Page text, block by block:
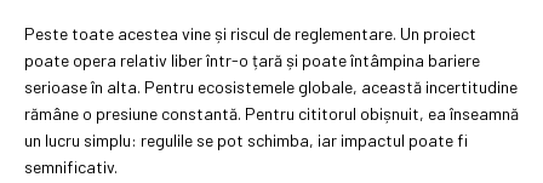
Peste toate acestea vine și riscul de reglementare. Un proiect
poate opera relativ liber într-o țară și poate întâmpina bariere
serioase în alta. Pentru ecosistemele globale, această incertitudine
rămâne o presiune constantă. Pentru cititorul obișnuit, ea înseamnă
un lucru simplu: regulile se pot schimba, iar impactul poate fi
semnificativ.